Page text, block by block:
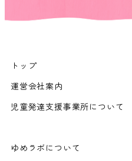
トップ
運営会社案内
児童発達支援事業所について
ゆめラボについて